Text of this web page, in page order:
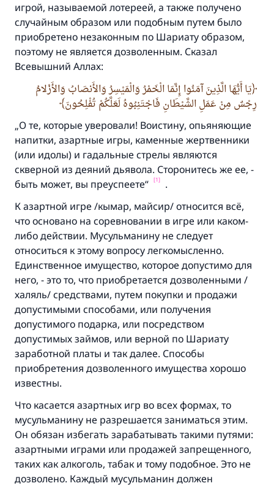
игрой, называемой лотереей, а также получено
случайным образом или подобным путем было
приобретено незаконным по Шариату образом,
поэтому не является дозволенным. Сказал
Всевышний Аллах:
يَا أَيُّهَا الَّذِينَ آمَنُوا إِنَّمَا الْخَمْرُ وَالْمَيْسِرُ وَالأَنصَابُ وَالأَزْلامُ
رِجْسٌ مِنْ عَمَلِ الشَّيْطَانِ فَاجْتَنِبُوهُ لَعَلَّكُمْ تُفْلِحُونَ
„О те, которые уверовали! Воистину, опьяняющие
напитки, азартные игры, каменные жертвенники
(или идолы) и гадальные стрелы являются
скверной из деяний дьявола. Сторонитесь же ее, -
быть может, вы преуспеете“
[1]
.
К азартной игре /кымар, майсир/ относится всё,
что основано на соревновании в игре или каком-
либо действии. Мусульманину не следует
относиться к этому вопросу легкомысленно.
Единственное имущество, которое допустимо для
него, - это то, что приобретается дозволенными /
халяль/ средствами, путем покупки и продажи
допустимыми способами, или получения
допустимого подарка, или посредством
допустимых займов, или верной по Шариату
заработной платы и так далее. Способы
приобретения дозволенного имущества хорошо
известны.
Что касается азартных игр во всех формах, то
мусульманину не разрешается заниматься этим.
Он обязан избегать зарабатывать такими путями:
азартными играми или продажей запрещенного,
таких как алкоголь, табак и тому подобное. Это не
дозволено. Каждый мусульманин должен
Ответ № 110845 помог сохранить
брак.
Помогите нам предоставить ответы Умме